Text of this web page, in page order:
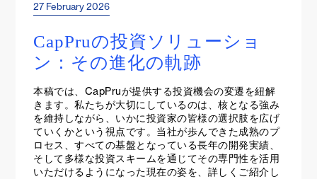
Events & Webinars
27 February 2026
CapPruの投資ソリューショ
ン：その進化の軌跡
本稿では、CapPruが提供する投資機会の変遷を紐解
きます。私たちが大切にしているのは、核となる強み
を維持しながら、いかに投資家の皆様の選択肢を広げ
ていくかという視点です。当社が歩んできた成熟のプ
ロセス、すべての基盤となっている長年の開発実績、
そして多様な投資スキームを通じてその専門性を活用
いただけるようになった現在の姿を、詳しくご紹介し